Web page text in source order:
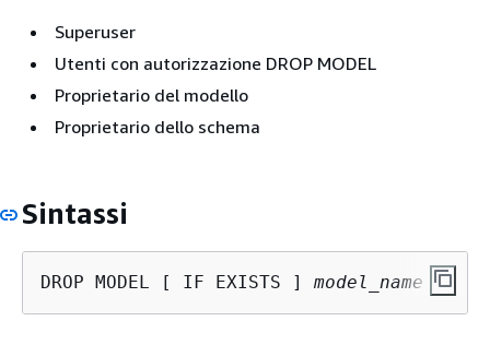
Superuser
Utenti con autorizzazione DROP MODEL
Proprietario del modello
Proprietario dello schema
Sintassi
DROP MODEL [ IF EXISTS ] model_name